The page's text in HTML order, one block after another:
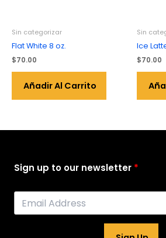
Sin categorizar
Flat White 8 oz.
$70.00
Añadir Al Carrito
Sin
Ice
$70.00
Sign up to our newsletter